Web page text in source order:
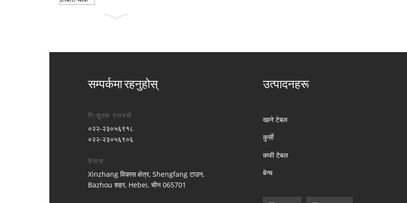
सम्पर्कमा रहनुहोस्
नि:शुल्क परामर्श
०२२-२३०५६९१८
०२२-२३०५६९०६
ठेगाना
Xinzhang विकास क्षेत्र, Shengfang टाउन,
Bazhou शहर, Hebei, चीन 065701
उत्पादनहरू
खाने टेबल
कुर्सी
कफी टेबल
बेन्च